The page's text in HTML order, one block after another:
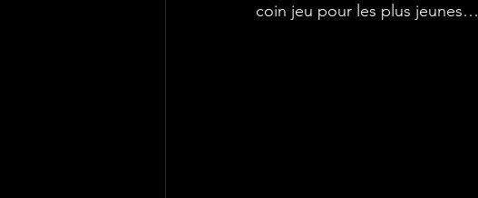
coin jeu pour les plus jeunes…